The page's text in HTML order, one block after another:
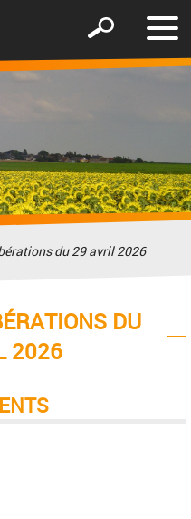
le
Afficher
formulaire
du 29 avril 2026
DU
2026